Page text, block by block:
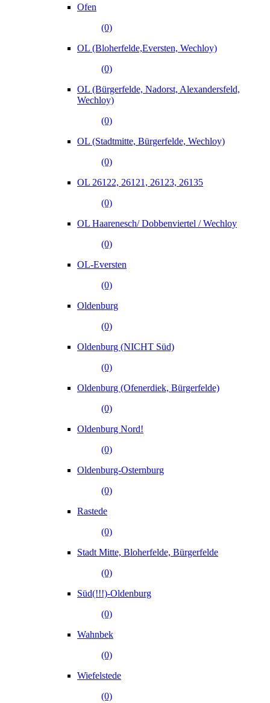
Ofen
(0)
OL (Bloherfelde,Eversten, Wechloy)
(0)
OL (Bürgerfelde, Nadorst, Alexandersfeld,
Wechloy)
(0)
OL (Stadtmitte, Bürgerfelde, Wechloy)
(0)
OL 26122, 26121, 26123, 26135
(0)
OL Haarenesch/ Dobbenviertel / Wechloy
(0)
OL-Eversten
(0)
Oldenburg
(0)
Oldenburg (NICHT Süd)
(0)
Oldenburg (Ofenerdiek, Bürgerfelde)
(0)
Oldenburg Nord!
(0)
Oldenburg-Osternburg
(0)
Rastede
(0)
Stadt Mitte, Bloherfelde, Bürgerfelde
(0)
Süd(!!!)-Oldenburg
(0)
Wahnbek
(0)
Wiefelstede
(0)